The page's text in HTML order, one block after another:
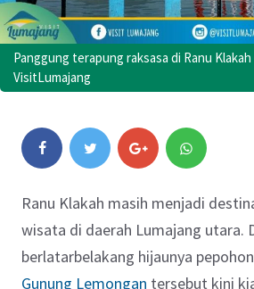
Panggung terapung raksasa di Ranu Klakah
VisitLumajang
Ranu Klakah masih menjadi
wisata di daerah Lumajang utara.
berlatarbelakang hijaunya
Gunung Lemongan tersebut kini